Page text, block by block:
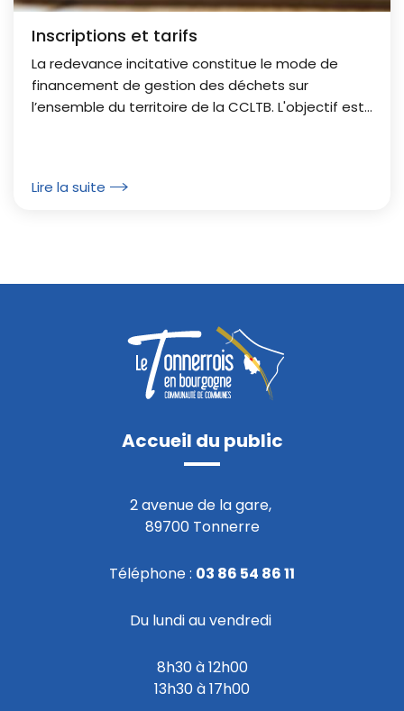
Inscriptions et tarifs
La redevance incitative constitue le mode de
financement de gestion des déchets sur
l’ensemble du territoire de la CCLTB. L'objectif est
Lire la suite
Accueil du public
2 avenue de la gare,
89700 Tonnerre
Téléphone : 03 86 54 86 11
Du lundi au vendredi
8h30 à 12h00
13h30 à 17h00